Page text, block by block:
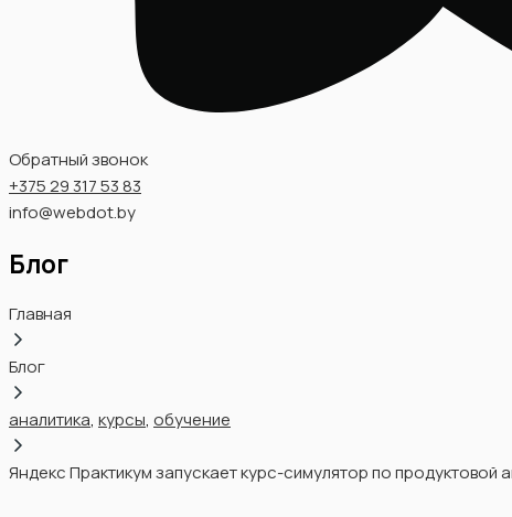
Обратный звонок
+375 29 317 53 83
info@webdot.by
Блог
Главная
Блог
aналитика, курсы, обучение
Яндекс Практикум запускает курс-симулятор по продуктовой